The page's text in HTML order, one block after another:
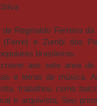
Reginaldo Ferreira
(Ferre) e Zumbi dos
brasileiros.
aos sete anos de
e letras de música.
trabalhou como
e arquivista. Seu